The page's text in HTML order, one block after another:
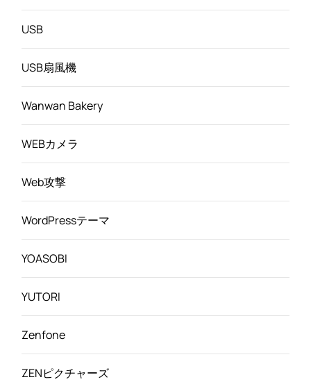
USB
USB扇風機
Wanwan Bakery
WEBカメラ
Web攻撃
WordPressテーマ
YOASOBI
YUTORI
Zenfone
ZENピクチャーズ